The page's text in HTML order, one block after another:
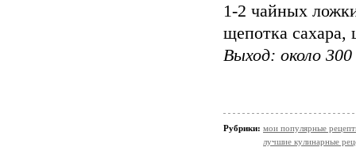
1-2 чайных
щепотка сахара,
Выход: около
Рубрики: мои популярные
лучшие кулинарные